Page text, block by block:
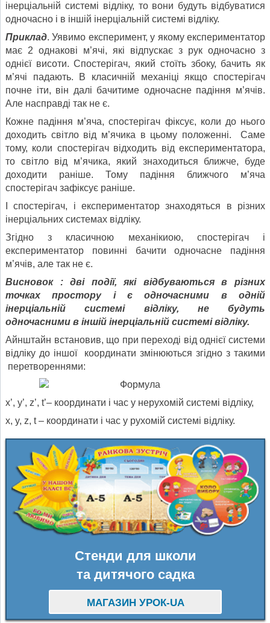
інерціальній системі відліку, то вони будуть відбуватися
одночасно і в іншій інерціальній системі відліку.
Приклад. Уявимо експеримент, у якому експериментатор
має 2 однакові м’ячі, які відпускає з рук одночасно з
однієї висоти. Спостерігач, який стоїть збоку, бачить як
м’ячі падають. В класичній механіці якщо спостерігач
почне іти, він далі бачитиме одночасне падіння м’ячів.
Але насправді так не є.
Кожне падіння м’яча, спостерігач фіксує, коли до нього
доходить світло від м’ячика в цьому положенні. Саме
тому, коли спостерігач відходить від експериментатора,
то світло від м’ячика, який знаходиться ближче, буде
доходити раніше. Тому падіння ближчого м’яча
спостерігач зафіксує раніше.
І спостерігач, і експериментатор знаходяться в різних
інерціальних системах відліку.
Згідно з класичною механікиою, спостерігач і
експериментатор повинні бачити одночасне падіння
м’ячів, але так не є.
Висновок : дві події, які відбуваються в різних
точках простору і є одночасними в одній
інерціальній системі відліку, не будуть
одночасними в іншій інерціальній системі відліку.
Айнштайн встановив, що при переході від однієї системи
відліку до іншої координати змінюються згідно з такими
перетвореннями:
x’, y’, z’, t’– координати і час у нерухомій системі відліку,
x, y, z, t – координати і час у рухомій системі відліку.
Стенди для школи
та дитячого садка
МАГАЗИН УРОК-UA